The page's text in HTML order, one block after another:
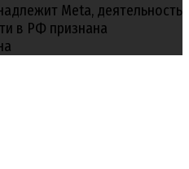
Meta, деятельность
в РФ признана